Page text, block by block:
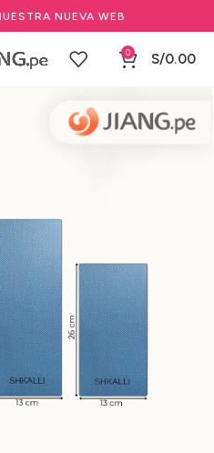
NUEVA WEB
0 S/0.00
Shkalli Professional